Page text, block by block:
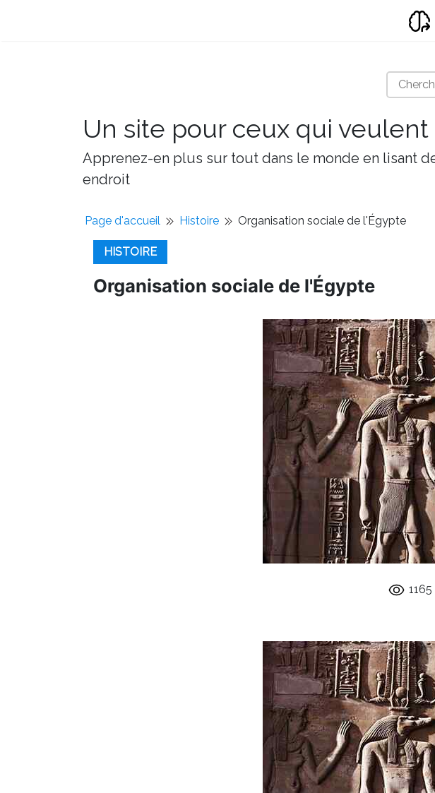
Un site pour ceux qui veulent
Apprenez-en plus sur tout dans le monde en lisant
endroit
Page d'accueil Histoire Organisation sociale de l'Égypte
HISTOIRE
Organisation sociale de l'Égypte
1165